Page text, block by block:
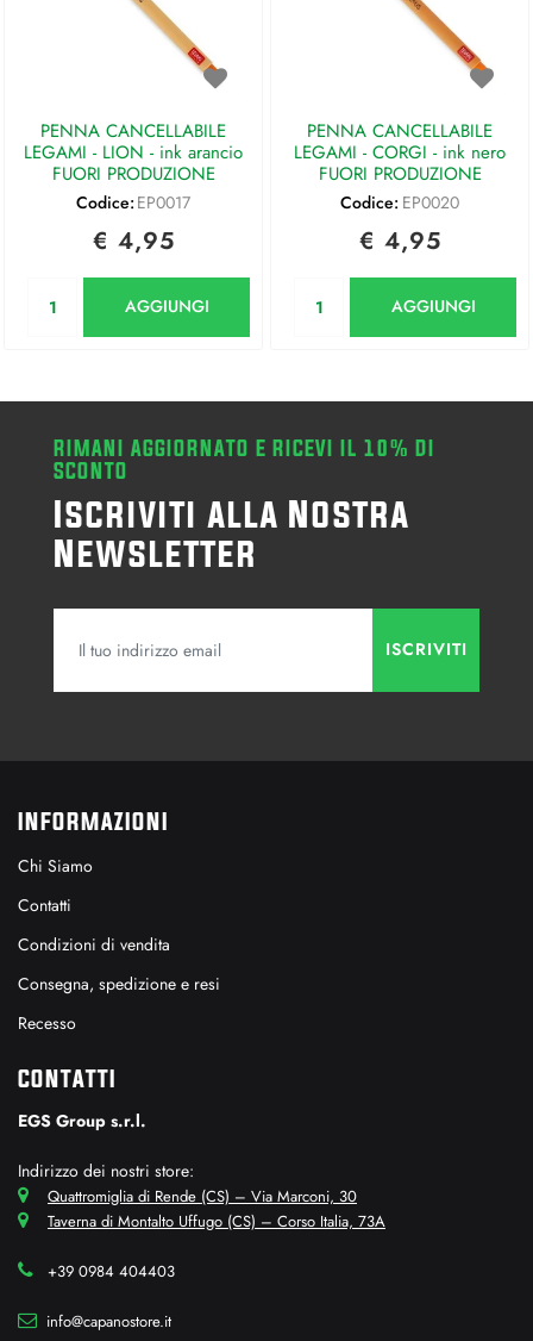
PENNA CANCELLABILE
LEGAMI - LION - ink arancio
FUORI PRODUZIONE
Codice: EP0017
€ 4,95
AGGIUNGI
PENNA CANCELLABILE
LEGAMI - CORGI - ink nero
FUORI PRODUZIONE
Codice: EP0020
€ 4,95
AGGIUNGI
RIMANI AGGIORNATO E RICEVI IL 10% DI
SCONTO
Iscriviti alla Nostra
Newsletter
INFORMAZIONI
Chi Siamo
Contatti
Condizioni di vendita
Consegna, spedizione e resi
Recesso
CONTATTI
EGS Group s.r.l.
Indirizzo dei nostri store:
Quattromiglia di Rende (CS) – Via Marconi, 30
Taverna di Montalto Uffugo (CS) – Corso Italia, 73A
+39 0984 404403
info@capanostore.it